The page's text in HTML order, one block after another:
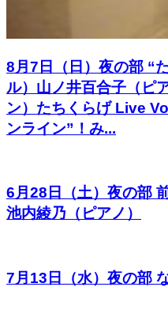
8月7日（日）夜の部 “
ル）山ノ井百合子（ピ
ン）たちくらげ Live
ンライン”！み...
6月28日（土）夜の部
池内綾乃（ピアノ）
7月13日（水）夜の部